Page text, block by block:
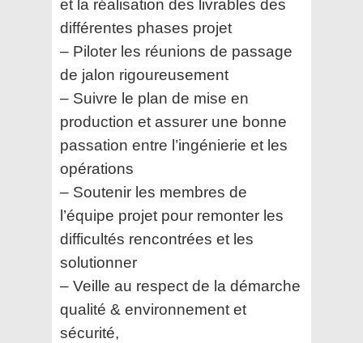
et la réalisation des livrables des
différentes phases projet
– Piloter les réunions de passage
de jalon rigoureusement
– Suivre le plan de mise en
production et assurer une bonne
passation entre l’ingénierie et les
opérations
– Soutenir les membres de
l’équipe projet pour remonter les
difficultés rencontrées et les
solutionner
– Veille au respect de la démarche
qualité & environnement et
sécurité,